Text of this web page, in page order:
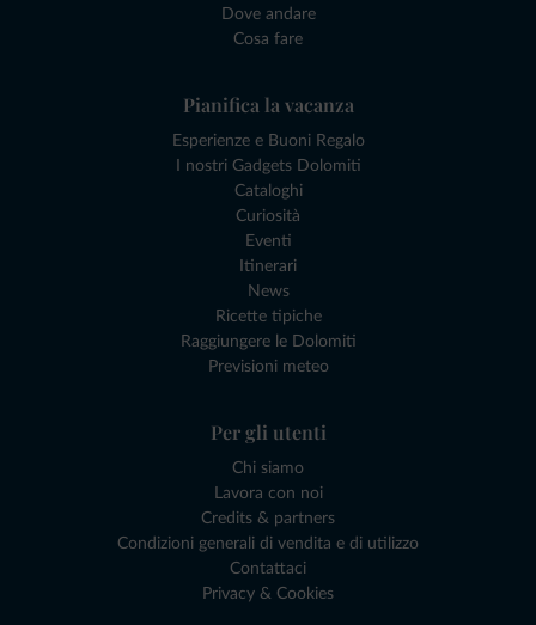
Dove andare
Cosa fare
Pianifica la vacanza
Esperienze e Buoni Regalo
I nostri Gadgets Dolomiti
Cataloghi
Curiosità
Eventi
Itinerari
News
Ricette tipiche
Raggiungere le Dolomiti
Previsioni meteo
Per gli utenti
Chi siamo
Lavora con noi
Credits & partners
Condizioni generali di vendita e di utilizzo
Contattaci
Privacy & Cookies